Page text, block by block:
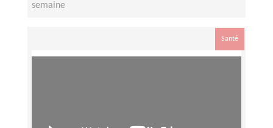
semaine
Santé